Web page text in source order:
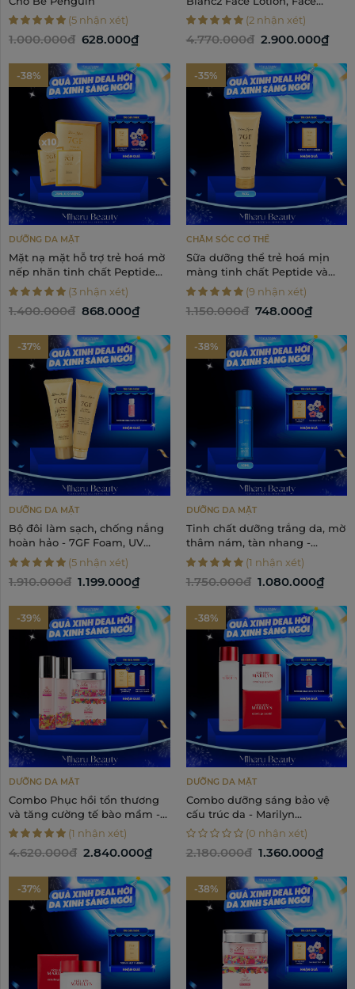
(5 nhận xét)
1.000.000đ 628.000₫
Essence, Face Cream
(2 nhận xét)
4.770.000đ 2.900.000₫
-38%
DƯỠNG DA MẶT
Mặt nạ mặt hỗ trợ trẻ hoá mờ
nếp nhăn tinh chất Peptide
và Collagen - 7GF Moisture
Facial Mask 25ml x 10 miếng
(3 nhận xét)
1.400.000đ 868.000₫
-35%
CHĂM SÓC CƠ THỂ
Sữa dưỡng thể trẻ hoá mịn
màng tinh chất Peptide và
Collagen – 7GF Moisture Body
Cream 150g
(9 nhận xét)
1.150.000đ 748.000₫
-37%
DƯỠNG DA MẶT
Bộ đôi làm sạch, chống nắng
hoàn hảo - 7GF Foam, UV
Care & Tone-up(5 nhận xét)
1.910.000đ 1.199.000₫
-38%
DƯỠNG DA MẶT
Tinh chất dưỡng trắng da, mờ
thâm nám, tàn nhang -
Blanc2 Medicated Whitening
Face Essence 50ml
(1 nhận xét)
1.750.000đ 1.080.000₫
-39%
DƯỠNG DA MẶT
Combo Phục hồi tổn thương
và tăng cường tế bào mầm -
Lilica Face Lotion, Face
Essence, Face Cream
(1 nhận xét)
4.620.000đ 2.840.000₫
-38%
DƯỠNG DA MẶT
Combo dưỡng sáng bảo vệ
cấu trúc da - Marilyn
Extracharge Morelift Lotion,
Morelift Cream
(0 nhận xét)
2.180.000đ 1.360.000₫
-37% -38%